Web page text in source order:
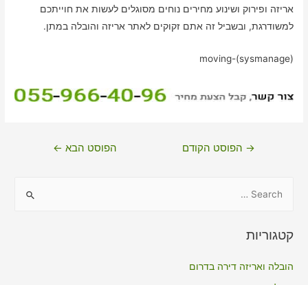
אריזה ופירוק ושינוע מחירים נוחים מסוגלים לעשות את חוייתכם
למשודרגת, ובשביל זה אתם זקוקים לאתר אריזה והובלה במתן.
moving-(sysmanage)
ניווט→ הפוסט הקודם הפוסט הבא ←
r
קטגוריות
הובלה ואריזה דירה בדרום